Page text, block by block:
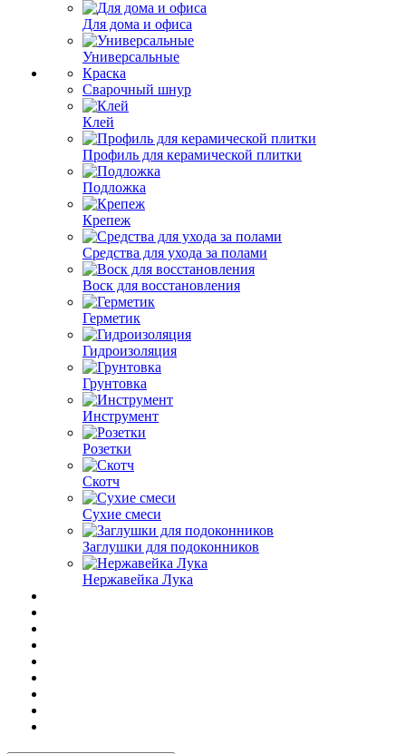
Для дома и офиса
Универсальные
Краска
Сварочный шнур
Клей
Профиль для керамической плитки
Подложка
Крепеж
Средства для ухода за полами
Воск для восстановления
Герметик
Гидроизоляция
Грунтовка
Инструмент
Розетки
Скотч
Сухие смеси
Заглушки для подоконников
Нержавейка Лука